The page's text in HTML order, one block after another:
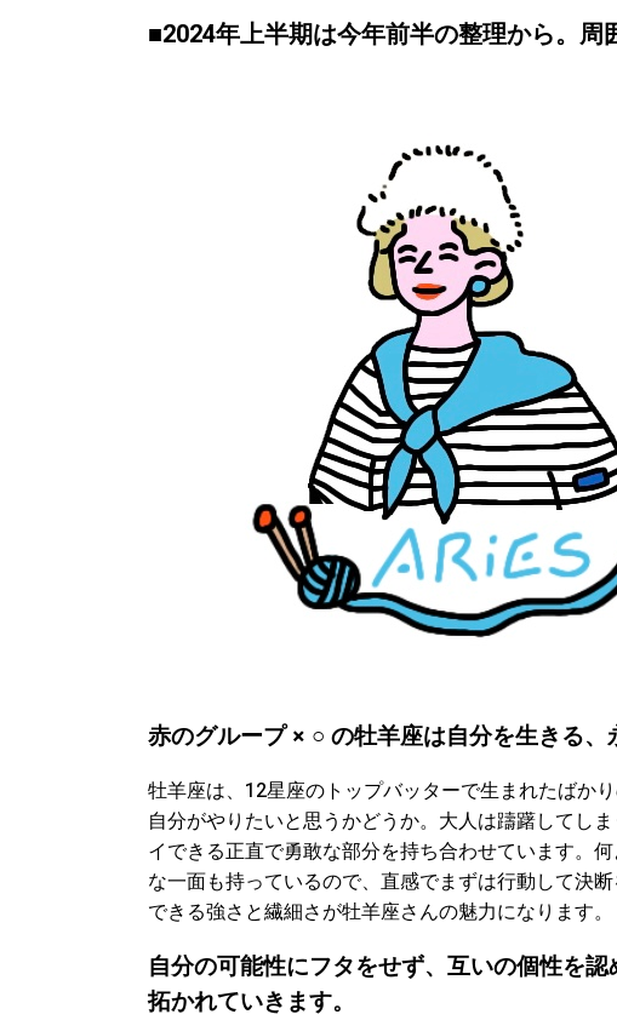
■2024年上半期は今年前半の整理から。周
赤のグループ × ○ の牡羊座は自分を生きる
牡羊座は、12星座のトップバッターで生まれたばか
自分がやりたいと思うかどうか。大人は躊躇してし
イできる正直で勇敢な部分を持ち合わせています。
な一面も持っているので、直感でまずは行動して決
できる強さと繊細さが牡羊座さんの魅力になります。
自分の可能性にフタをせず、互いの個性を
拓かれていきます。